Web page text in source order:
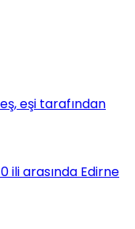
eşi tarafından
ili arasında Edirne